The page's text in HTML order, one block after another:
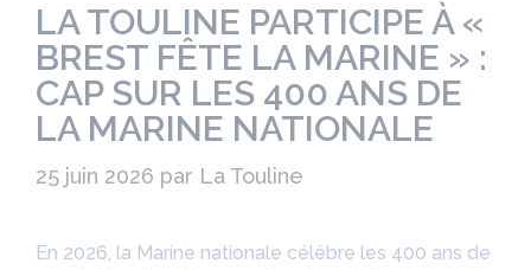
LA TOULINE PARTICIPE À «
BREST FÊTE LA MARINE » :
CAP SUR LES 400 ANS DE
LA MARINE NATIONALE
25 juin 2026 par La Touline
En 2026, la Marine nationale célèbre les 400 ans de